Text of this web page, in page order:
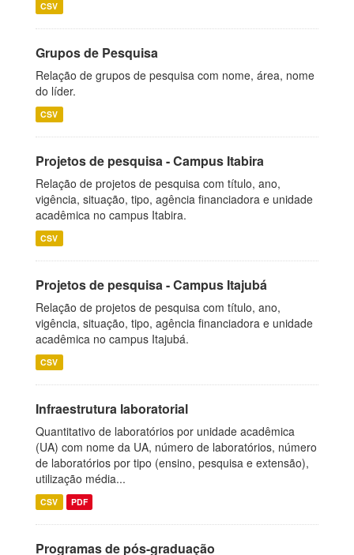
CSV
Grupos de Pesquisa
Relação de grupos de pesquisa com nome, área, nome
do líder.
CSV
Projetos de pesquisa - Campus Itabira
Relação de projetos de pesquisa com título, ano,
vigência, situação, tipo, agência financiadora e unidade
acadêmica no campus Itabira.
CSV
Projetos de pesquisa - Campus Itajubá
Relação de projetos de pesquisa com título, ano,
vigência, situação, tipo, agência financiadora e unidade
acadêmica no campus Itajubá.
CSV
Infraestrutura laboratorial
Quantitativo de laboratórios por unidade acadêmica
(UA) com nome da UA, número de laboratórios, número
de laboratórios por tipo (ensino, pesquisa e extensão),
utilização média...
CSV PDF
Programas de pós-graduação